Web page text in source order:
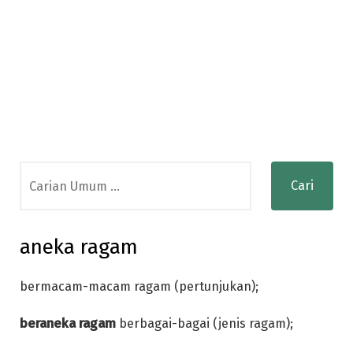
for:
aneka ragam
bermacam-macam ragam (pertunjukan);
beraneka ragam berbagai-bagai (jenis ragam);